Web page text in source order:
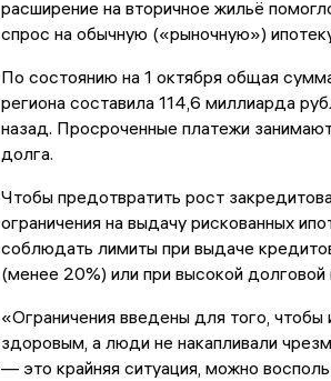
расширение на вторичное жильё
спрос на обычную («рыночную»)
По состоянию на 1 октября общая
региона составила 114,6 миллиарда
назад. Просроченные платежи
долга.
Чтобы предотвратить рост
ограничения на выдачу рискованных
соблюдать лимиты при выдаче
(менее 20%) или при высокой
«Ограничения введены для того,
здоровым, а люди не накапливали
— это крайняя ситуация, можно